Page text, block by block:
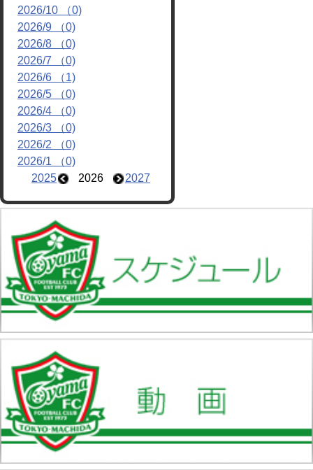
2026/10 （0)
2026/9 （0)
2026/8 （0)
2026/7 （0)
2026/6 （1)
2026/5 （0)
2026/4 （0)
2026/3 （0)
2026/2 （0)
2026/1 （0)
2025
2026 2027